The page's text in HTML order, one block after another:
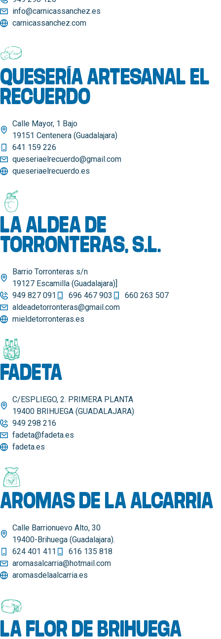
info@carnicassanchez.es
carnicassanchez.com
QUESERÍA ARTESANAL EL
RECUERDO
Calle Mayor, 1 Bajo
19151 Centenera (Guadalajara)
641 159 226
queseriaelrecuerdo@gmail.com
queseriaelrecuerdo.es
LA ALDEA DE
TORRONTERAS, S.L.
Barrio Torronteras s/n
19127 Escamilla (Guadalajara)]
949 827 091
696 467 903
660 263 507
aldeadetorronteras@gmail.com
mieldetorronteras.es
FADETA
C/ESPLIEGO, 2. PRIMERA PLANTA
19400 BRIHUEGA (GUADALAJARA)
949 298 216
fadeta@fadeta.es
fadeta.es
AROMAS DE LA ALCARRIA
Calle Barrionuevo Alto, 30
19400-Brihuega (Guadalajara).
624 401 411
616 135 818
aromasalcarria@hotmail.com
aromasdelaalcarria.es
LA FLOR DE BRIHUEGA